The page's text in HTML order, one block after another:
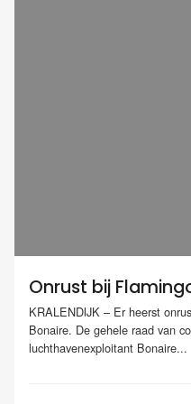
Onrust bij
KRALENDIJK – Er heerst
Bonaire. De gehele raad van
luchthavenexploitant Bonaire...